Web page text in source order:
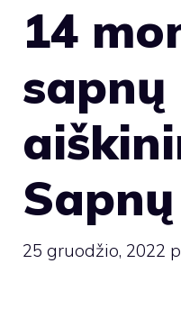
14
sapnų
25 gruodžio, 2022